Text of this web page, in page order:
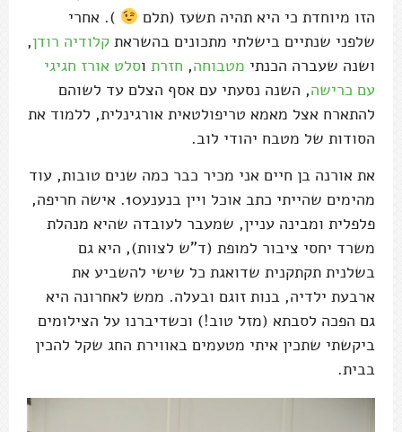
הזו מיוחדת כי היא תהיה תשעז (תלם
). אחרי
שלפני שנתיים בישלתי מתכונים בהשראת קלודיה רודן,
ושנה שעברה הכנתי מטבוחה, חזרת וסלט אורז חגיגי
עם כרישה, השנה נסעתי עם אסף הצלם עד לשוהם
להתארח אצל מאמא טריפולטאית אורגינלית, ללמוד את
הסודות של מטבח יהודי לוב.
את אורנה בן חיים אני מכיר כבר כמה שנים טובות, עוד
מהימים שהייתי כתב אוכל ויין בנענע10. אישה חריפה,
פלפלית ומבינה עניין, שמעבר לעובדה שהיא מנהלת
משרד יחסי ציבור למופת (ד"ש לצוות), היא גם
בשלנית תקתקנית שדואגת כל שישי להשביע את
ארבעת ילדיה, בנות זוגם ובעלה. ממש לאחרונה היא
גם הפכה לסבתא (מזל טוב!) וכשדיברנו על הצילומים
ביקשתי שתכין איתי מטעמים באווירת החג שקל להכין
בבית.